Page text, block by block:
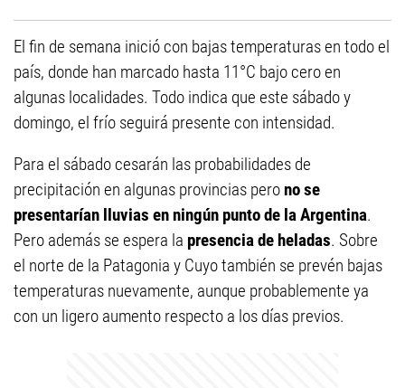
El fin de semana inició con bajas temperaturas en todo el
país, donde han marcado hasta 11°C bajo cero en
algunas localidades. Todo indica que este sábado y
domingo, el frío seguirá presente con intensidad.
Para el sábado cesarán las probabilidades de
precipitación en algunas provincias perono se
presentarían lluvias en ningún punto de la Argentina.
Pero además se espera la presencia de heladas. Sobre
el norte de la Patagonia y Cuyo también se prevén bajas
temperaturas nuevamente, aunque probablemente ya
con un ligero aumento respecto a los días previos.